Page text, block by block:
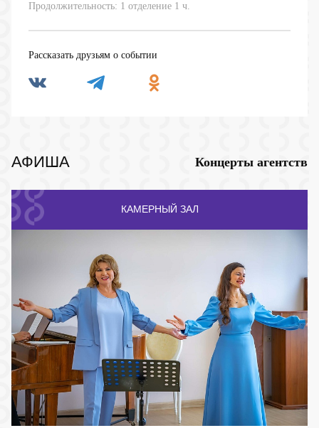
Продолжительность: 1 отделение 1 ч.
Рассказать друзьям о событии
АФИША Концерты агентств
КАМЕРНЫЙ ЗАЛ